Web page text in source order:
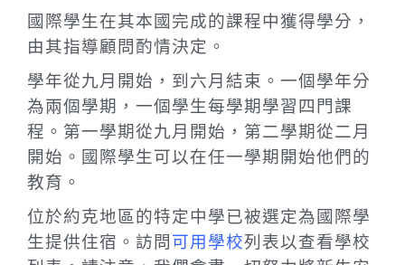
國際學生在其本國完成的課程中獲得學分，
由其指導顧問酌情決定。
學年從九月開始，到六月結束。一個學年分
為兩個學期，一個學生每學期學習四門課
程。第一學期從九月開始，第二學期從二月
開始。國際學生可以在任一學期開始他們的
教育。
位於約克地區的特定中學已被選定為國際學
生提供住宿。訪問 可用學校列表以查看學校